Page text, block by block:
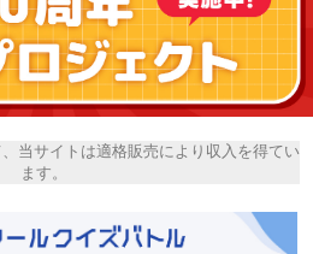
当サイトは適格販売により収入を得てい
ます。